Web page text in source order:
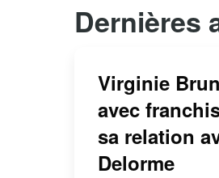
Dernières
Virginie
avec
sa relation
Delorme